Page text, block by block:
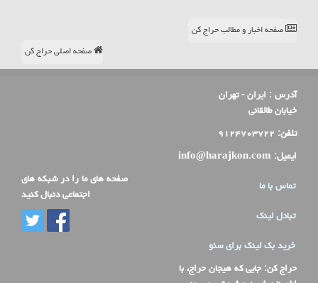
صفحه اخبار و مطالب حراج کن
صفحه اصلی حراج کن
آدرس : ایران - تهران
خیابان طالقانی
تلفن: ۹۱۲۴۷۰۳۷۲۲
ایمیل: info@harajkon.com
تماس با ما
تبادل لینک
خرید بک لینک برای سئو
حراج کن: جایی که هیجان حراج، با
صفحه های ما را در شبکه های
اجتماعی دنبال کنید